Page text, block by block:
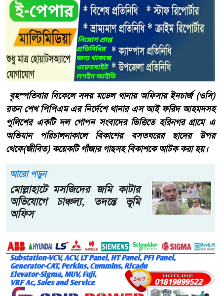
বৃহস্পতিবার বিকেলে সদর মডেল থানার অফিসার ইনচার্জ (ওসি)
রতন শেখ পিপিএম এর নির্দেশে থানার এস আই ফরিদ আহমদসহ
পুলিশের একটি দল গোপন সংবাদের ভিত্তিতে হরিনগর গ্রামে এ
অভিযান পরিচালনাকালে বিকাশের বসতঘরের ছাদের উপর
থেকে(জীবিত) কয়েকটি গাঁজার গাছসহ বিকাশকে আটক করা হয়।
আরো পড়ুন
মোল্লাহাটে মসজিদের জমি কাটার
অভিযোগে চাঞ্চল্য, তদন্তে ভূমি
অফিস